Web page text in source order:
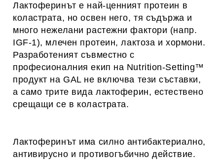
Лактоферинът е най-ценният протеин в
коластрата, но освен него, тя съдържа и
много нежелани растежни фактори (напр.
IGF-1), млечен протеин, лактоза и хормони.
Разработеният съвместно с
професионалния екип на Nutrition-Setting™
продукт на GAL не включва тези съставки,
а само трите вида лактоферин, естествено
срещащи се в коластрата.
Лактоферинът има силно антибактериално,
антивирусно и противогъбично действие.